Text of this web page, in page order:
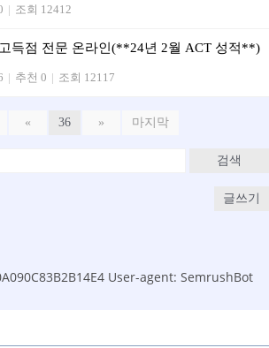
| 조회 12412
고득점 전문 온라인(**24년 2월 ACT 성적**)
| 추천 0 | 조회 12117
« 36 » 마지막
검색
글쓰기
User-agent: SemrushBot